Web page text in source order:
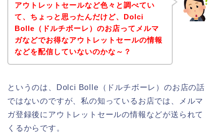
アウトレットセールなど色々と調べてい
て、ちょっと思ったんだけど、Dolci
Bolle（ドルチボーレ）のお店ってメルマ
ガなどでお得なアウトレットセールの情報
などを配信していないのかな～？
というのは、Dolci Bolle（ドルチボーレ）のお店の話
ではないのですが、私の知っているお店では、メルマ
ガ登録後にアウトレットセールの情報などが送られて
くるからです。